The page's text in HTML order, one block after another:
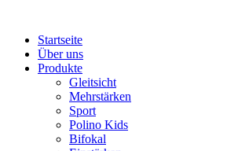
Startseite
Über uns
Produkte
Gleitsicht
Mehrstärken
Sport
Polino Kids
Bifokal